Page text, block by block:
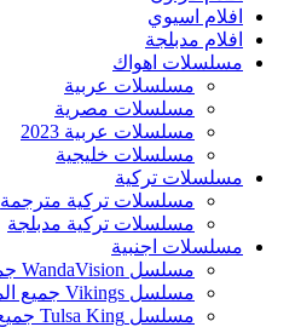
افلام اسيوي
افلام مدبلجة
مسلسلات اهواك
مسلسلات عربية
مسلسلات مصرية
مسلسلات عربية 2023
مسلسلات خليجية
مسلسلات تركية
مسلسلات تركية مترجمة
مسلسلات تركية مدبلجة
مسلسلات اجنبية
مسلسل WandaVision جميع المواسم
مسلسل Vikings جميع المواسم
مسلسل Tulsa King جميع المواسم